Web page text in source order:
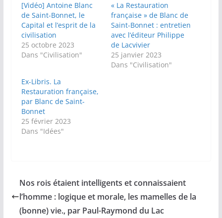
[Vidéo] Antoine Blanc
de Saint-Bonnet, le
Capital et l’esprit de la
civilisation
25 octobre 2023
Dans "Civilisation"
« La Restauration
française » de Blanc de
Saint-Bonnet : entretien
avec l’éditeur Philippe
de Lacvivier
25 janvier 2023
Dans "Civilisation"
Ex-Libris. La
Restauration française,
par Blanc de Saint-
Bonnet
25 février 2023
Dans "Idées"
Nos rois étaient intelligents et connaissaient
l’homme : logique et morale, les mamelles de la
(bonne) vie., par Paul-Raymond du Lac